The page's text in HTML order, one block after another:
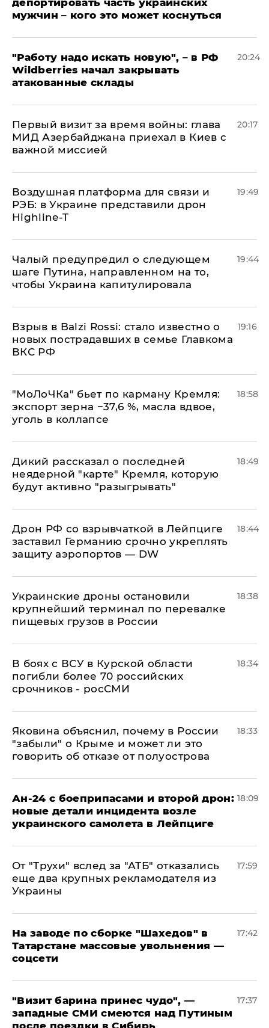
депортировать часть украинских
мужчин – кого это может коснуться
"Работу надо искать новую", – в РФ
Wildberries начал закрывать
атакованные склады
20:24
Первый визит за время войны: глава
МИД Азербайджана приехал в Киев с
важной миссией
20:17
Воздушная платформа для связи и
РЭБ: в Украине представили дрон
Highline-T
19:49
Чалый предупредил о следующем
шаге Путина, направленном на то,
чтобы Украина капитулировала
19:44
Взрыв в Balzi Rossi: стало известно о
новых пострадавших в семье Главкома
ВКС РФ
19:16
​"МоЛоЧКа" бьет по карману Кремля:
экспорт зерна −37,6 %, масла вдвое,
уголь в коллапсе
18:58
Дикий рассказал о последней
неядерной "карте" Кремля, которую
будут активно "разыгрывать"
18:49
​Дрон РФ со взрывчаткой в Лейпциге
заставил Германию срочно укреплять
защиту аэропортов — DW
18:44
Украинские дроны остановили
крупнейший терминал по перевалке
пищевых грузов в России
18:38
В боях с ВСУ в Курской области
погибли более 70 российских
срочников - росСМИ
18:34
Яковина объяснил, почему в России
"забыли" о Крыме и может ли это
говорить об отказе от полуострова
18:33
Ан-24 с боеприпасами и второй дрон:
новые детали инцидента возле
украинского самолета в Лейпциге
18:09
От "Трухи" вслед за "АТБ" отказались
еще два крупных рекламодателя из
Украины
17:59
На заводе по сборке "Шахедов" в
Татарстане массовые увольнения —
соцсети
17:42
"Визит барина принес чудо", —
западные СМИ смеются над Путиным
17:37